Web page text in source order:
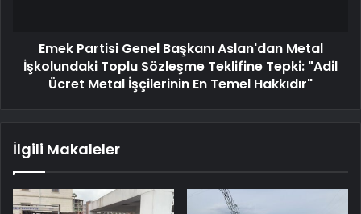
Emek Partisi Genel Başkanı Aslan'dan Metal
İşkolundaki Toplu Sözleşme Teklifine Tepki: "Adil
Ücret Metal İşçilerinin En Temel Hakkıdır"
İlgili Makaleler